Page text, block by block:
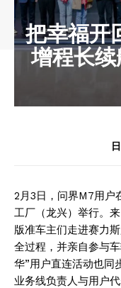
把幸福开
增程长
2月3日，问界M7用户
工厂（龙兴）举行。
版准车主们走进赛力
全过程，并亲自参与
华”用户直连活动也同
业务线负责人与用户